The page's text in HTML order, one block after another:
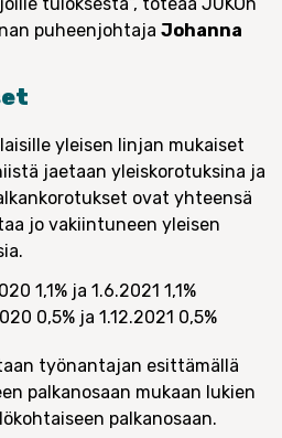
puheenjohtaja Johanna
yleisen linjan mukaiset
jaetaan yleiskorotuksina ja
ovat yhteensä
jo vakiintuneen yleisen
1,1% ja 1.6.2021 1,1%
0,5% ja 1.12.2021 0,5%
työnantajan esittämällä
palkanosaan mukaan lukien
palkanosaan.